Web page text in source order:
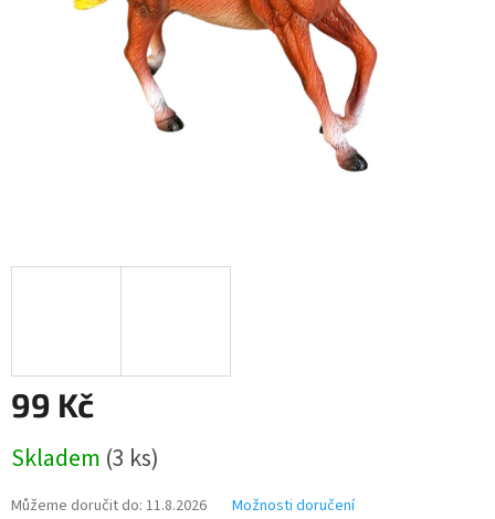
99 Kč
cena:
Skladem (3 ks)
Můžeme doručit do: 11.8.2026 Možnosti doručení